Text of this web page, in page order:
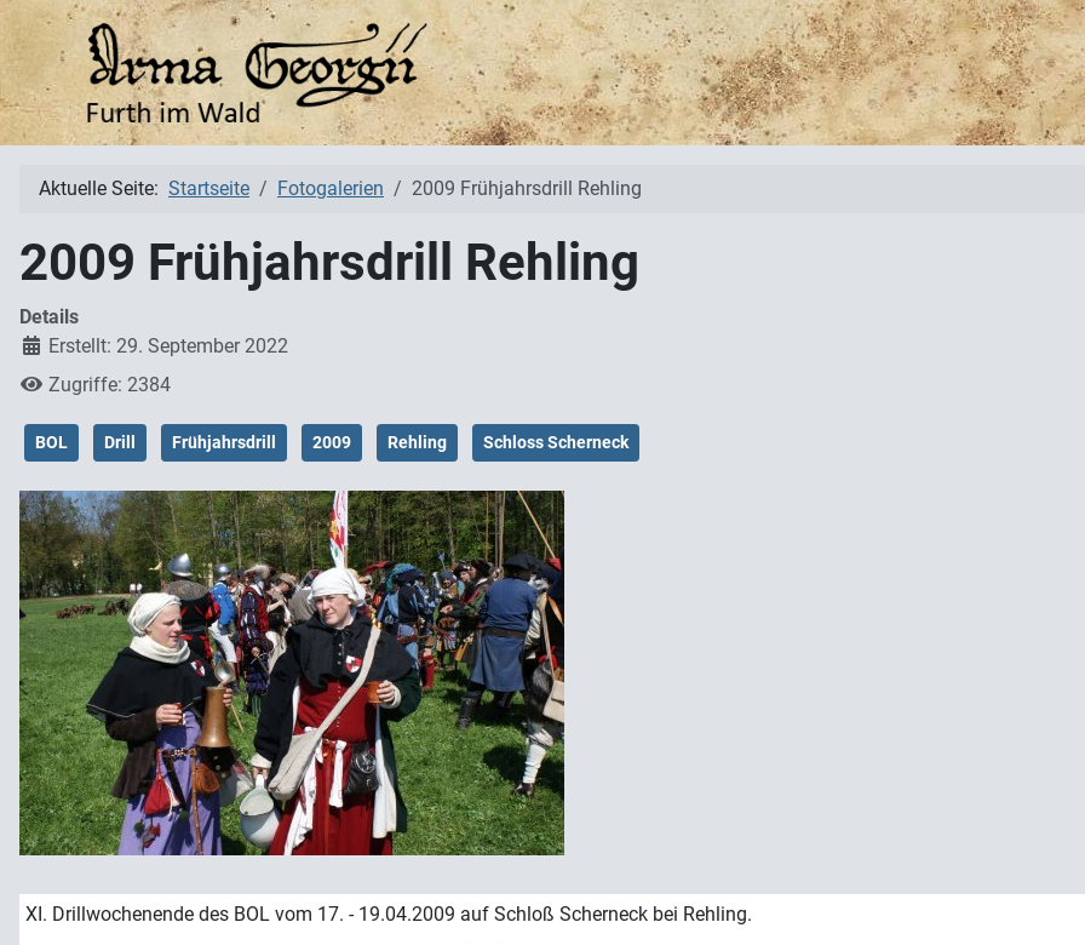
Aktuelle Seite: Startseite Fotogalerien 2009 Frühjahrsdrill Rehling
2009 Frühjahrsdrill Rehling
Details
Erstellt: 29. September 2022
Zugriffe: 2384
BOL Drill Frühjahrsdrill 2009 Rehling Schloss Scherneck
XI. Drillwochenende des BOL vom 17. - 19.04.2009 auf Schloß Scherneck bei Rehling.